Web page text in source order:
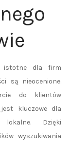
istotne dla firm
są nieocenione.
do klientów
kluczowe dla
lokalne. Dzięki
wyszukiwania